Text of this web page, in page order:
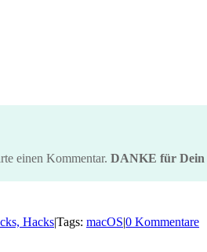
einen Kommentar. DANKE für Dein
Hacks|Tags: macOS|0 Kommentare